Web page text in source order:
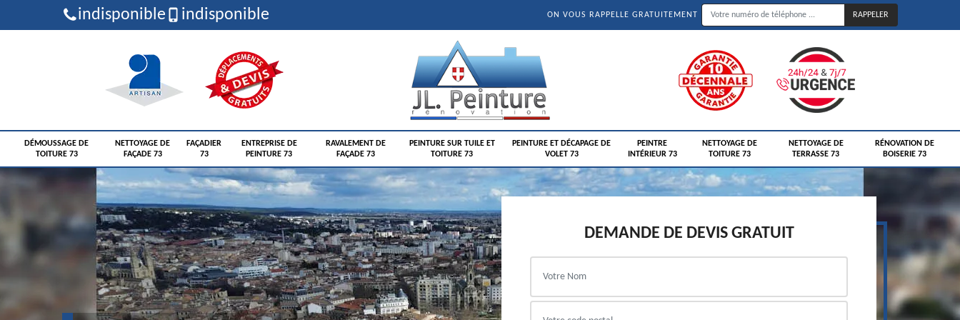
indisponible indisponible ON VOUS RAPPELLE GRATUITEMENT
DÉMOUSSAGE DE
TOITURE 73
NETTOYAGE DE
FAÇADE 73
FAÇADIER
73
ENTREPRISE DE
PEINTURE 73
RAVALEMENT DE
FAÇADE 73
PEINTURE SUR TUILE ET
TOITURE 73
PEINTURE ET DÉCAPAGE DE
VOLET 73
PEINTRE
INTÉRIEUR 73
NETTOYAGE DE
TOITURE 73
NETTOYAGE DE
TERRASSE 73
RÉNOVATION DE
BOISERIE 73
DEMANDE DE DEVIS GRATUIT